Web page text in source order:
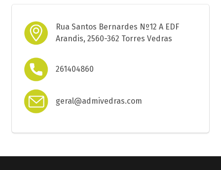
Rua Santos Bernardes Nº12 A EDF
Arandis, 2560-362 Torres Vedras
261404860
geral@admivedras.com